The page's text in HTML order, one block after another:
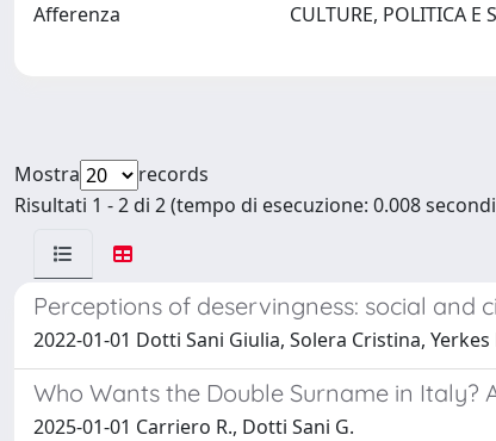
Afferenza CULTURE, POLITICA E
Mostra
records
Risultati 1 - 2 di 2 (tempo di esecuzione: 0.008
Perceptions of deservingness: social and
2022-01-01 Dotti Sani Giulia, Solera Cristina,
Who Wants the Double Surname in Italy?
2025-01-01 Carriero R., Dotti Sani G.